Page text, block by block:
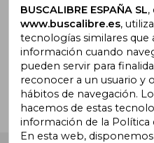
¿Necesitas ayuda?
Ir a Centro de Soporte
BUSCALIBRE ESPAÑA SL,
www.buscalibre.es,
tecnologías similares que
información cuando
pueden servir para
reconocer a un usuario y
hábitos de navegación.
hacemos de estas
información de la Política
En esta web,